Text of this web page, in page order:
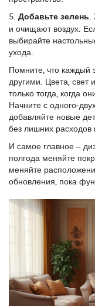
5. Добавьте зелень.
и очищают воздух.
выбирайте
ухода.
Помните, что каждый
другими. Цвета, свет
только тогда, когда
Начните с
добавляйте новые
без лишних расходов
И самое главное –
полгода меняйте
меняйте
обновления, пока